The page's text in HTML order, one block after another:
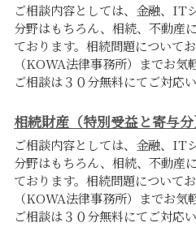
ご相談内容としては、金融、IT
分野はもちろん、相続、不動産
ております。相続問題について
（KOWA法律事務所）までお
ご相談は３０分無料にてご対応い
相続財産（特別受益と寄与分
ご相談内容としては、金融、IT
分野はもちろん、相続、不動産
ております。相続問題について
（KOWA法律事務所）までお
ご相談は３０分無料にてご対応い